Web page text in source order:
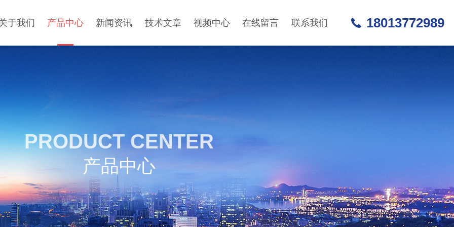
于我们 产品中心 新闻资讯 技术文章 视频中心 在线留言 联系我们 18013772989
PRODUCT CENTER
产品中心